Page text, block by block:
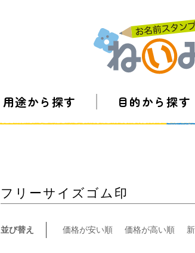
用途から探す 目的から探す
フリーサイズゴム印
並び替え 価格が安い順 価格が高い順